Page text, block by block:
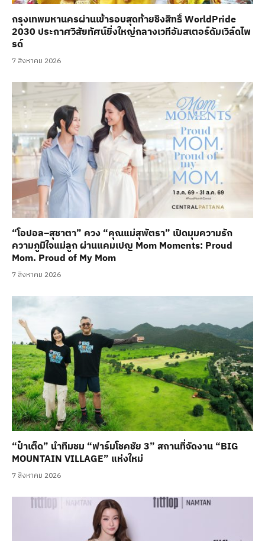
กรุงเทพมหานครผ่านเข้ารอบสุดท้ายชิงสิทธิ์ WorldPride
2030 ประกาศวิสัยทัศน์ยิ่งใหญ่กลางเวทีอัมสเตอร์ดัมเวิล์ดไพ
รด์
7 สิงหาคม 2026
“โอปอล–สุชาตา” ควง “คุณแม่สุพัตรา” เปิดมุมความรัก
ความภูมิใจแม่ลูก ผ่านแคมเปญ Mom Moments: Proud
Mom. Proud of My Mom
7 สิงหาคม 2026
“ป๋าเต็ด” นำทีมชม “ฟาร์มโชคชัย 3” สถานที่จัดงาน “BIG
MOUNTAIN VILLAGE” แห่งใหม่
7 สิงหาคม 2026